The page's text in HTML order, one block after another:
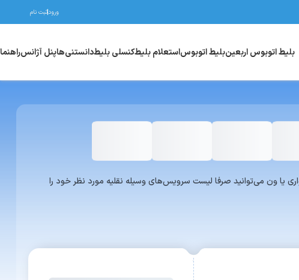
ورودثبت نام
بلیط اتوبوس اربعینبلیط اتوبوساستعلام بلیطکنسلی بلیطدانستنی‌هاپنل آژانسراهنما
سواری یا ون می‌توانید صرفا لیست سرویس‌های وسیله نقلیه مورد نظر خود را